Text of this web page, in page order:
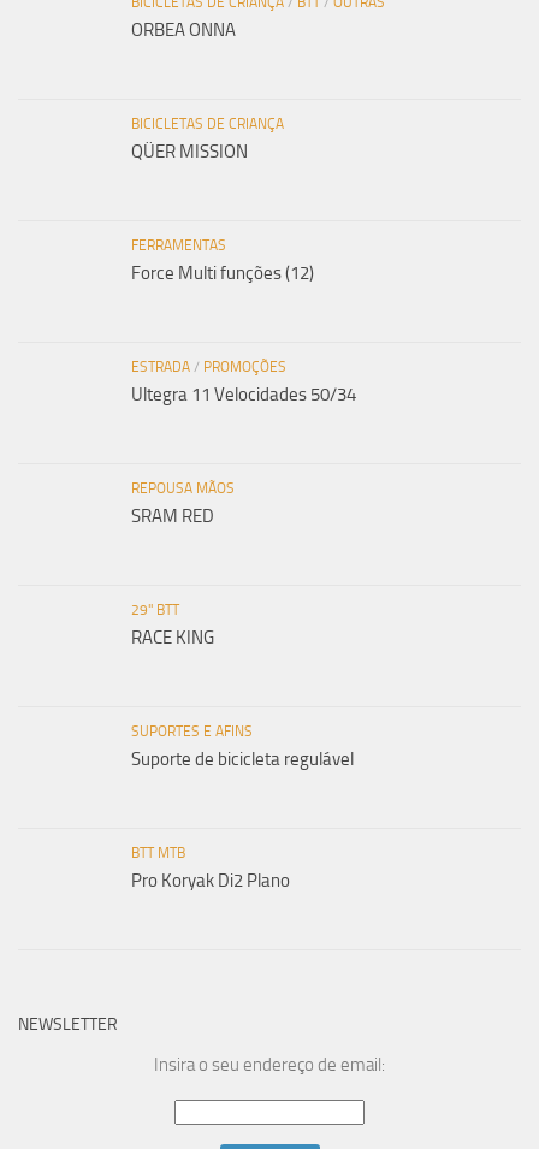
ORBEA ONNA
BICICLETAS DE CRIANÇA
QÜER MISSION
FERRAMENTAS
Force Multi funções (12)
ESTRADA / PROMOÇÕES
Ultegra 11 Velocidades 50/34
REPOUSA MÃOS
SRAM RED
29" BTT
RACE KING
SUPORTES E AFINS
Suporte de bicicleta regulável
BTT MTB
Pro Koryak Di2 Plano
NEWSLETTER
Insira o seu endereço de email: